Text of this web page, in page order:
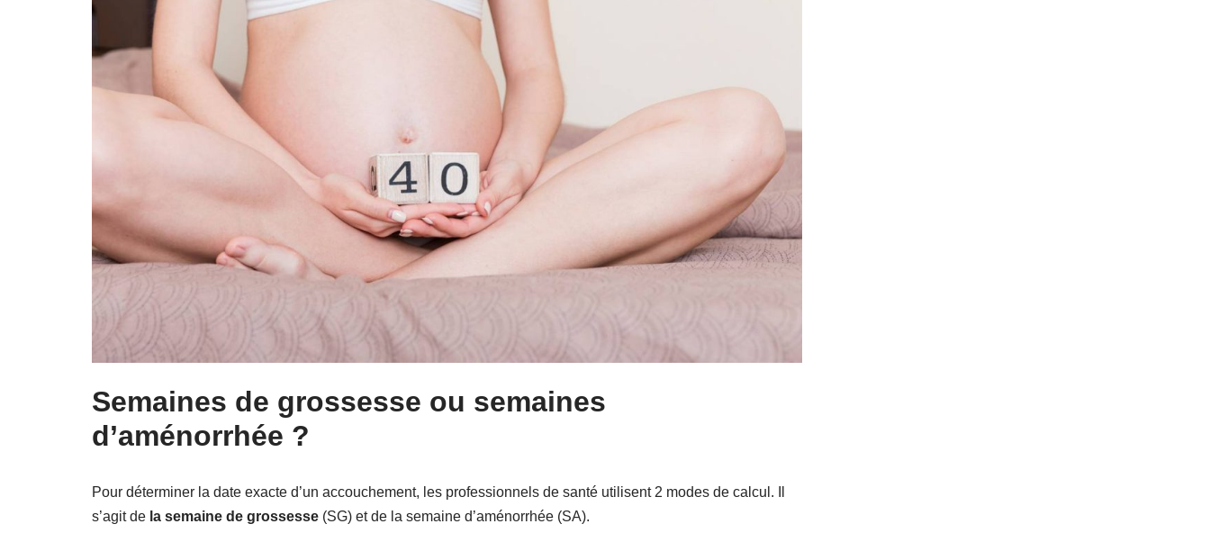
Semaines de grossesse ou semaines
d’aménorrhée ?
Pour déterminer la date exacte d’un accouchement, les professionnels de santé utilisent 2 modes de calcul. Il
s’agit de la semaine de grossesse (SG) et de la semaine d’aménorrhée (SA).